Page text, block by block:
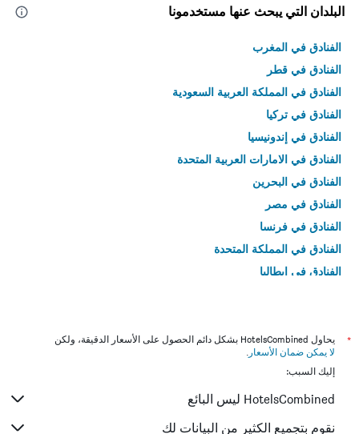
البلدان التي يبحث عنها مستخدمونا
الفنادق في المغرب
الفنادق في قطر
الفنادق في المملكة العربية السعودية
الفنادق في تركيا
الفنادق في إندونيسيا
الفنادق في الامارات العربية المتحدة
الفنادق في البحرين
الفنادق في مصر
الفنادق في فرنسا
الفنادق في المملكة المتحدة
الفنادق في إيطاليا
*
يحاول HotelsCombined بشكل دائم الحصول على الأسعار الدقيقة، ولكن
لا يمكن ضمان الأسعار .
إليك السبب:
HotelsCombined ليس البائع
نقوم بتجميع الكثير من البيانات لك